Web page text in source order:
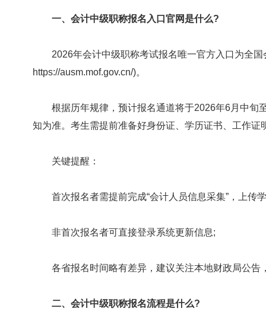
一、会计中级职称报名入口官网是什么?
2026年会计中级职称考试报名唯一官方入口为全国
https://ausm.mof.gov.cn/)。
根据历年规律，预计报名通道将于2026年6月中旬
知为准。考生需提前准备好身份证、学历证书、工作证
关键提醒：
首次报名者需提前完成“会计人员信息采集”，上传
非首次报名者可直接登录系统更新信息;
各省报名时间略有差异，建议关注本地财政局公告
二、会计中级职称报名流程是什么?